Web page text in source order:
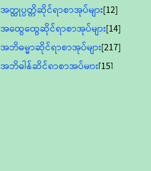
အတ္ထုပ္ပတ္တိဆိုင်ရာစာအုပ်များ[12]
အထွေထွေဆိုင်ရာစာအုပ်များ[14]
အဘိဓမ္မာဆိုင်ရာစာအုပ်များ[217]
အဘိဓါန်ဆိုင်ရာစာအုပ်များ[15]